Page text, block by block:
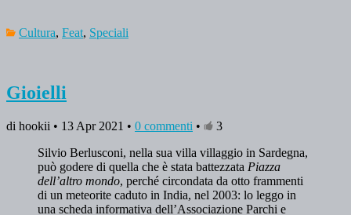
Cultura, Feat, Speciali
Gioielli
di hookii • 13 Apr 2021 • 0 commenti •
3
Silvio Berlusconi, nella sua villa villaggio in Sardegna,
può godere di quella che è stata battezzata Piazza
dell’altro mondo, perché circondata da otto frammenti
di un meteorite caduto in India, nel 2003: lo leggo in
una scheda informativa dell’Associazione Parchi e